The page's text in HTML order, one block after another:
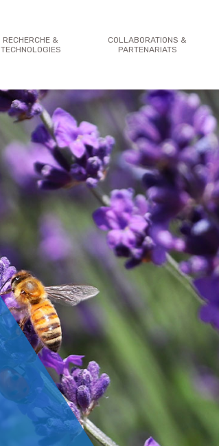
RECHERCHE &
TECHNOLOGIES
COLLABORATIONS &
PARTENARIATS